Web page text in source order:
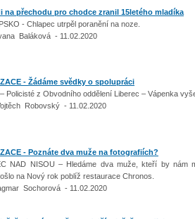
na přechodu pro chodce zranil 15letého mladíka
- Chlapec utrpěl poranění na noze.
Baláková - 11.02.2020
- Žádáme svědky o spolupráci
Policisté z Obvodního oddělení Liberec – Vápenka
Robovský - 11.02.2020
- Poznáte dva muže na fotografiích?
NAD NISOU – Hledáme dva muže, kteří by nám
na Nový rok poblíž restaurace Chronos.
Sochorová - 11.02.2020